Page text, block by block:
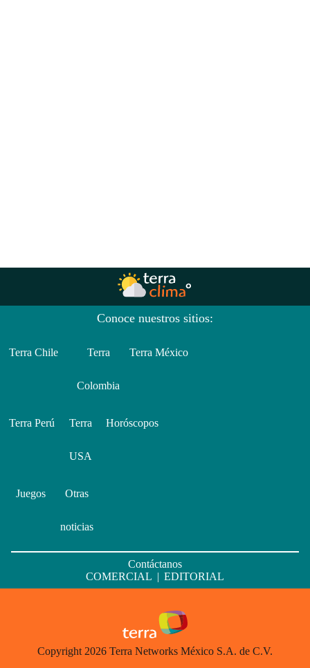
Conoce nuestros sitios:
Terra Chile Terra
Colombia
Terra México
Terra Perú Terra
USA
Horóscopos
Juegos Otras
noticias
Contáctanos
COMERCIAL | EDITORIAL
Copyright 2026 Terra Networks México S.A. de C.V.